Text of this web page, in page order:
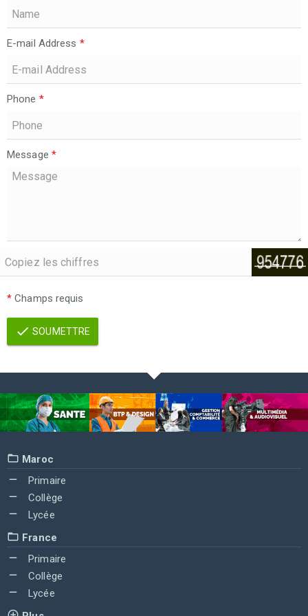
E-mail Address *
Phone *
Message *
* Champs requis
SOUMETTRE
Maroc
Primaire
Collège
Lycée
France
Primaire
Collège
Lycée